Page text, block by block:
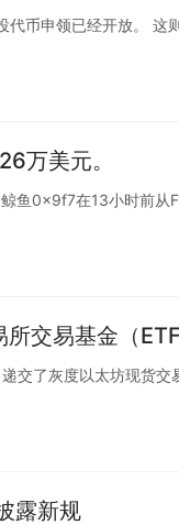
币申领已经开放。 这
万美元。
鱼0x9f7在13小时前从
交易基金（ETF
了灰度以太坊现货交
露新规